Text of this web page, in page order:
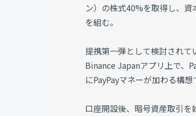
ン）の株式40%を取得し、
を組む。
提携第一弾として検討されて
Binance Japanアプリ上で、
にPayPayマネーが加わる構想
口座開設後、暗号資産取引